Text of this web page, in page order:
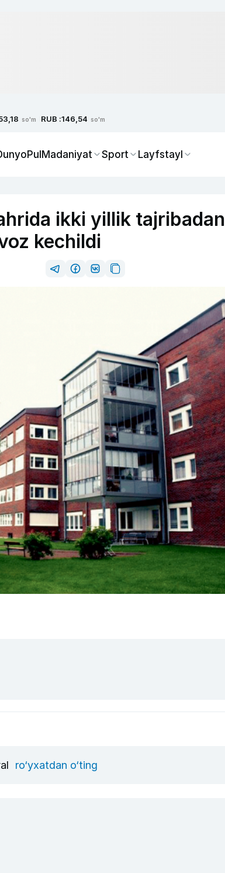
so'm RUB :146,54 so'm
PulMadaniyat Sport Layfstayl
ikki yillik tajribadan
kechildi
ro‘yxatdan o‘ting